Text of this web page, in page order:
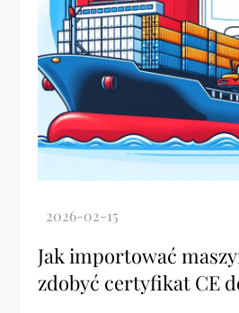
Jak importować
zdobyć certyfikat CE